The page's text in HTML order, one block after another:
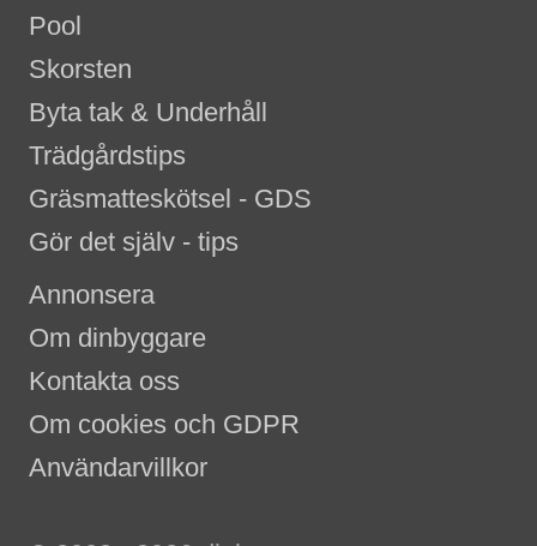
Pool
Skorsten
Byta tak & Underhåll
Trädgårdstips
Gräsmatteskötsel - GDS
Gör det själv - tips
Annonsera
Om dinbyggare
Kontakta oss
Om cookies och GDPR
Användarvillkor